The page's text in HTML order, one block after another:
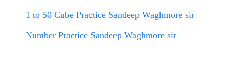
1 to 50 Cube Practice Sandeep Waghmore sir
Number Practice Sandeep Waghmore sir